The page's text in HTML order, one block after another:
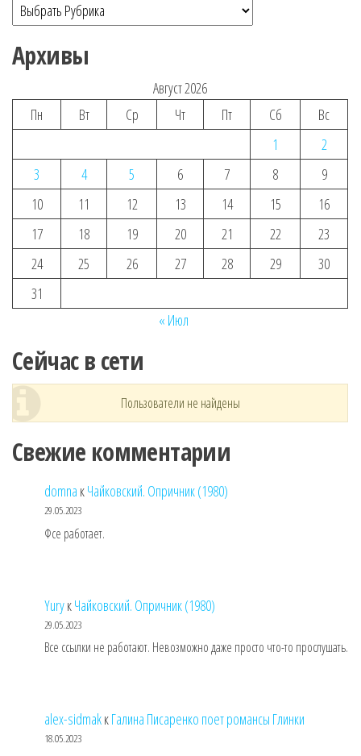
Архивы
Август 2026
Пн
Вт Ср Чт Пт Сб
Вс
1
2
3
4 5 6 7 8
9
10
11 12 13 14 15
16
17
18 19 20 21 22
23
24
25 26 27 28 29
30
31
« Июл
Сейчас в сети
Пользователи не найдены
Свежие комментарии
domna кЧайковский. Опричник (1980)
29.05.2023
Фсе работает.
YuryкЧайковский. Опричник (1980)
29.05.2023
Все ссылки не работают. Невозможно даже просто что-то прослушать.
alex-sidmakкГалина Писаренко поет романсы Глинки
18.05.2023